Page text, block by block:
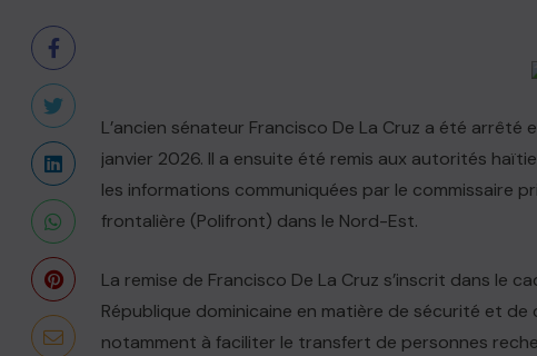
L’ancien sénateur Francisco De La Cruz a été arrêté
janvier 2026. Il a ensuite été remis aux autorités
les informations communiquées par le commissaire
frontalière (Polifront) dans le Nord-Est.
La remise de Francisco De La Cruz s’inscrit dans le
République dominicaine en matière de sécurité et
notamment à faciliter le transfert de personnes